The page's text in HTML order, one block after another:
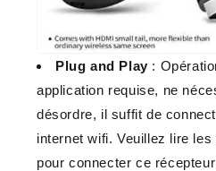
Plug and Play :
application requise, ne
désordre, il suffit de
internet wifi. Veuillez lire
pour connecter ce